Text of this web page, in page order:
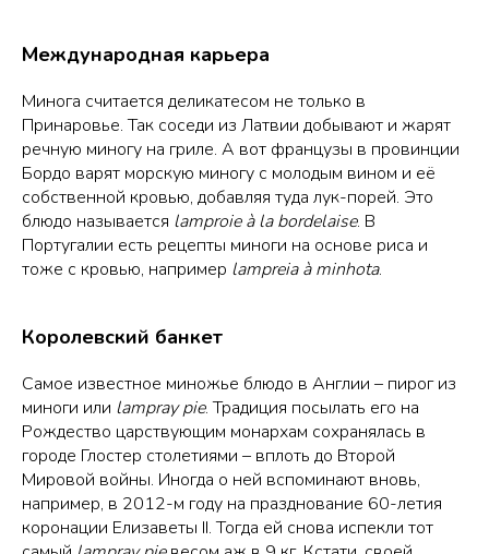
Международная карьера
Минога считается деликатесом не только в
Принаровье. Так соседи из Латвии добывают и жарят
речную миногу на гриле. А вот французы в провинции
Бордо варят морскую миногу с молодым вином и её
собственной кровью, добавляя туда лук-порей. Это
блюдо называется lamproie à la bordelaise. В
Португалии есть рецепты миноги на основе риса и
тоже с кровью, например lampreia à minhota.
Королевский банкет
Самое известное миножье блюдо в Англии – пирог из
миноги или lampray pie. Традиция посылать его на
Рождество царствующим монархам сохранялась в
городе Глостер столетиями – вплоть до Второй
Мировой войны. Иногда о ней вспоминают вновь,
например, в 2012-м году на празднование 60-летия
коронации Елизаветы II. Тогда ей снова испекли тот